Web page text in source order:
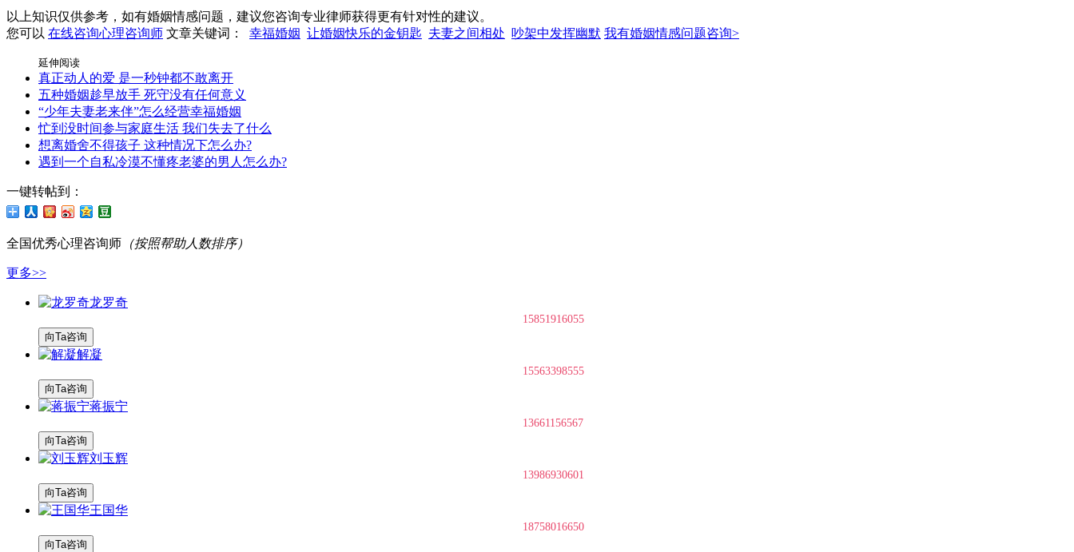
以上知识仅供参考，如有婚姻情感问题，建议您咨询专业律师获得更有针对性的建议。
您可以 在线咨询心理咨询师 文章关键词： 幸福婚姻 让婚姻快乐的金钥匙 夫妻之间相处 吵架中发挥幽默 我有婚姻情感问题咨询>
延伸阅读
真正动人的爱 是一秒钟都不敢离开
五种婚姻趁早放手 死守没有任何意义
“少年夫妻老来伴”怎么经营幸福婚姻
忙到没时间参与家庭生活 我们失去了什么
想离婚舍不得孩子 这种情况下怎么办?
遇到一个自私冷漠不懂疼老婆的男人怎么办?
一键转帖到：
全国优秀心理咨询师 （按照帮助人数排序）
更多>>
龙罗奇
15851916055
向Ta咨询
解凝
15563398555
向Ta咨询
蒋振宁
13661156567
向Ta咨询
刘玉辉
13986930601
向Ta咨询
王国华
18758016650
向Ta咨询